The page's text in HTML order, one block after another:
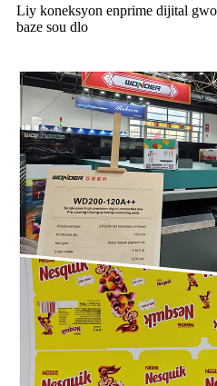
Liy koneksyon enprime dijital
baze sou dlo